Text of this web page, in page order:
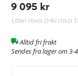
9 095 kr
Uten mva (Inkl mva
Alltid fri frakt
Sendes fra lager om 3-